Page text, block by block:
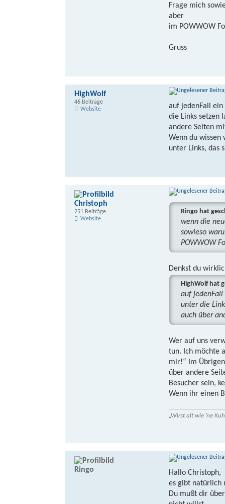
Frage mich
aber
im POWWOW
Gruss
auf jedenFall
die Links setzen
andere Seiten
Wenn du
unter Links, das
HighWolf
46 Beiträge
Website
Ringo hat
wenn die
sowieso
POWWOW
Denkst du
HighWolf hat
auf jedenFall
unter die
auch über
Wer auf uns
tun. Ich möchte
mir!“ Im
über andere
Besucher sein,
Wenn ihr einen
„Wirst alt wie ’ne
Christoph
251 Beiträge
Website
Hallo Christoph,
es gibt natürlich
Du mußt dir
Ringo